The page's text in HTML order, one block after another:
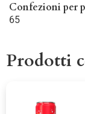
Confezioni per
65
Prodotti